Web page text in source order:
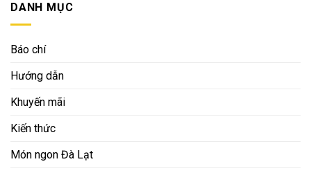
DANH MỤC
Báo chí
Hướng dẫn
Khuyến mãi
Kiến thức
Món ngon Đà Lạt